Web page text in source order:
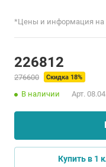
*Цены и информация на
226812
276600 Скидка 18%
В наличии Арт.
Купить в 1